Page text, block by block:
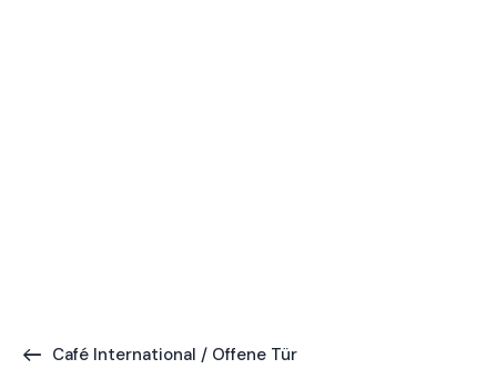
Café International / Offene Tür